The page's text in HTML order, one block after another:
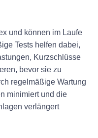
und können im Laufe
Tests helfen dabei,
Kurzschlüsse
bevor sie zu
regelmäßige Wartung
minimiert und die
verlängert